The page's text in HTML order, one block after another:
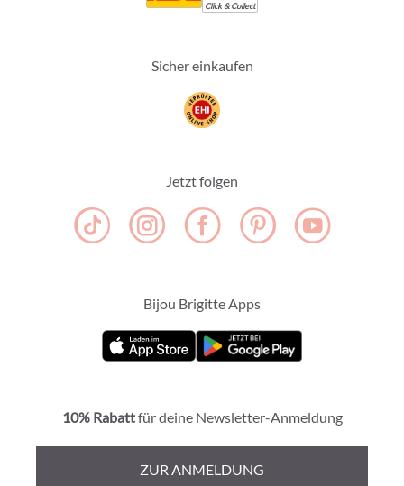
Click & Collect
Sicher einkaufen
Jetzt folgen
Bijou Brigitte Apps
10% Rabattfür deine Newsletter-Anmeldung
ZUR ANMELDUNG